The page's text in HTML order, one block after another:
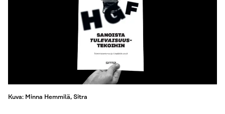
Kuva: Minna Hemmilä, Sitra